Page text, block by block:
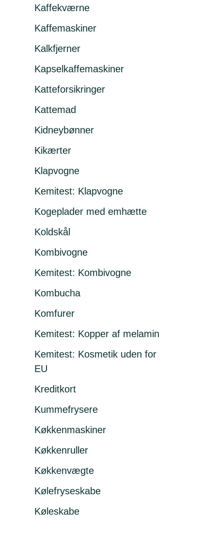
Kaffekværne
Kaffemaskiner
Kalkfjerner
Kapselkaffemaskiner
Katteforsikringer
Kattemad
Kidneybønner
Kikærter
Klapvogne
Kemitest: Klapvogne
Kogeplader med emhætte
Koldskål
Kombivogne
Kemitest: Kombivogne
Kombucha
Komfurer
Kemitest: Kopper af melamin
Kemitest: Kosmetik uden for
EU
Kreditkort
Kummefrysere
Køkkenmaskiner
Køkkenruller
Køkkenvægte
Kølefryseskabe
Køleskabe